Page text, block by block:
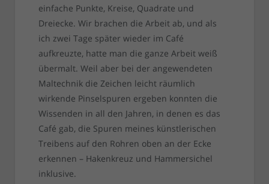
einfache Punkte, Kreise, Quadrate und
Dreiecke. Wir brachen die Arbeit ab, und als
ich zwei Tage später wieder im Café
aufkreuzte, hatte man die ganze Arbeit weiß
übermalt. Weil aber bei der angewendeten
Maltechnik die Zeichen leicht räumlich
wirkende Pinselspuren ergeben konnten die
Wissenden in all den Jahren, in denen es das
Café gab, die Spuren meines künstlerischen
Treibens auf den Rohren oben an der Ecke
erkennen – Hakenkreuz und Hammersichel
inklusive.